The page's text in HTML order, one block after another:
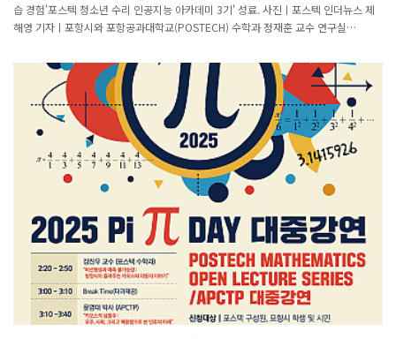
습 경험'포스텍 청소년 수리 인공지능 아카데미 3기' 성료. 사진ㅣ포스텍 인더뉴스 제
해영 기자ㅣ포항시와 포항공과대학교(POSTECH) 수학과 정재훈 교수 연구실
년 수리 인공지능 아카데미 3기’가 지난 7일 수료식을 끝으로 성료했습니다.이번 프로
그램에는 포항시에 거주하는 고등학생 30명이 참여해 수료했으며, 지역 청소년의 높은
몰입도와 열정을 확인할 수 있는 교육 과정으로 자리매김했습니다.여타 청소년 대상 인
공지능 교육과 달리, 이 아카데미는 수학을 기반으로 AI 모델을 직접 설계하는 심화형
커리큘럼으로 구성돼 차별화된 교육 성과를 거뒀습니다.5월 17일부터 4주간 매주 토
요일 POSTECH 수리과학관에서 진행된 수업은 인공지능 개념과 원리, Python 코딩
실습, 머신러닝 알고리즘(SVM, MLP, CNN) 등을 중심으로 이뤄졌습니다.수업 전반에
서 수학이 중심 도구로 작용했으며, 수학적 원리를 학습한 뒤 이를 실제 AI 모델링에 적
용하는 방식으로 구성돼 높은 완성도를 보였습니다. 정재훈 교수와 POSTECH 소속 강
사진은 고등학생 눈높이에 맞춰 용어와 사례를 구성해 대학 수준의 내용을 효과적으로
전달했습니다. 수업 후반에는 MNIST 손글씨 인식, 확률 기반 분류 문제 해결 등 실생활
주제 중심의 프로젝트가 운영돼 학생들이 탐구와 설계, 실험과 피드백의 과정을 경험할
수 있도록 했습니다. 또한 모든 수업은 학생의 질문을 적극 수용하는 피드백 중심으로
운영됐으며, 강사와 조교들이 1:1 방식으로 개별 지도를 제공했습니다.홍지후 학생은
“이번 아카데미에서는 깊이 있는 강의와 멘토링 덕분에 지식의 한계를 넘을 수 있었고,
생명과학과 인공지능의 융합 가능성을 새롭게 인식했다”고 말했습니다. 또한 “SVM 결